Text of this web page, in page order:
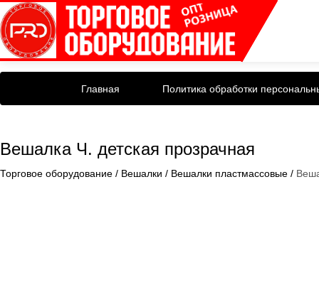
Главная Политика обработки
Вешалка Ч. детская прозрачная
Торговое оборудование / Вешалки / Вешалки пластмассовые /